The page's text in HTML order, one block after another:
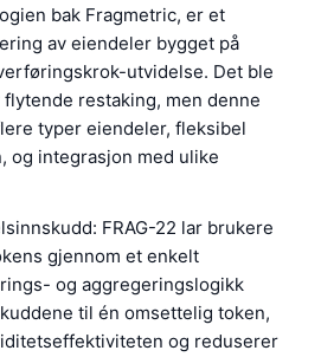
bak Fragmetric, er et
av eiendeler bygget på
utvidelse. Det ble
restaking, men denne
typer eiendeler, fleksibel
og integrasjon med ulike
FRAG-22 lar brukere
gjennom et enkelt
og aggregeringslogikk
til én omsettelig token,
og reduserer